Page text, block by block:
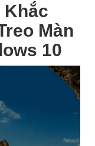
Khắc
Màn
10